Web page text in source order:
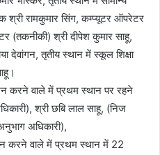
श्री रामकुमार सिंग, कम्प्यूटर ऑपरेटर
(तकनीकी) श्री दीपेश कुमार साहू,
देवांगन, तृतीय स्थान में स्कूल शिक्षा
करने वाले में प्रथम स्थान पर रहने
श्री छबि लाल साहू, (निज
अधिकारी),
करने वाले में प्रथम स्थान में 22